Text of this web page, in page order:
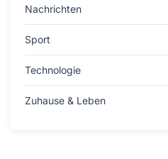
Nachrichten
Sport
Technologie
Zuhause & Leben